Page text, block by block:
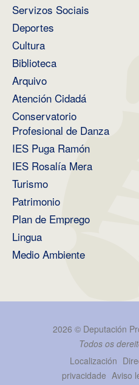
Servizos Sociais
Deportes
Cultura
Biblioteca
Arquivo
Atención Cidadá
Conservatorio
Profesional de Danza
IES Puga Ramón
IES Rosalía Mera
Turismo
Patrimonio
Plan de Emprego
Lingua
Medio Ambiente
2026 © Deputación
Todos os
Localización
privacidade Aviso